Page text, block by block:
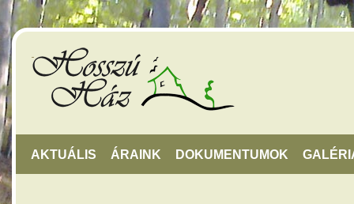
AKTUÁLIS ÁRAINK DOKUMENTUMOK